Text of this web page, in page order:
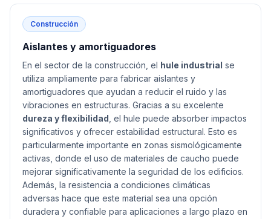
Construcción
Aislantes y amortiguadores
En el sector de la construcción, el hule industrial se
utiliza ampliamente para fabricar aislantes y
amortiguadores que ayudan a reducir el ruido y las
vibraciones en estructuras. Gracias a su excelente
dureza y flexibilidad , el hule puede absorber impactos
significativos y ofrecer estabilidad estructural. Esto es
particularmente importante en zonas sismológicamente
activas, donde el uso de materiales de caucho puede
mejorar significativamente la seguridad de los edificios.
Además, la resistencia a condiciones climáticas
adversas hace que este material sea una opción
duradera y confiable para aplicaciones a largo plazo en